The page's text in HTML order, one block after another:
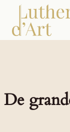
contenu
De